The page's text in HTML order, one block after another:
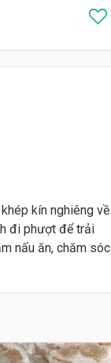
kín nghiêng về
đi phượt để trải
nấu ăn, chăm sóc